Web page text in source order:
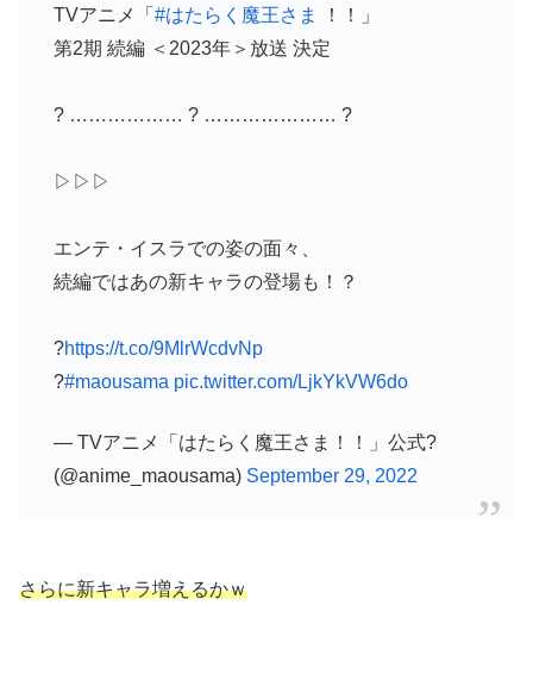
TVアニメ「 #はたらく魔王さま
！！」
第2期 続編 ＜2023年＞放送 決定
? ……………… ? ………………… ?
▷▷▷
エンテ・イスラでの姿の面々、
続編ではあの新キャラの登場も！？
?https://t.co/9MlrWcdvNp
?#maousama pic.twitter.com/LjkYkVW6do
— TVアニメ「はたらく魔王さま！！」公式?
(@anime_maousama) September 29, 2022
さらに新キャラ増えるかｗ